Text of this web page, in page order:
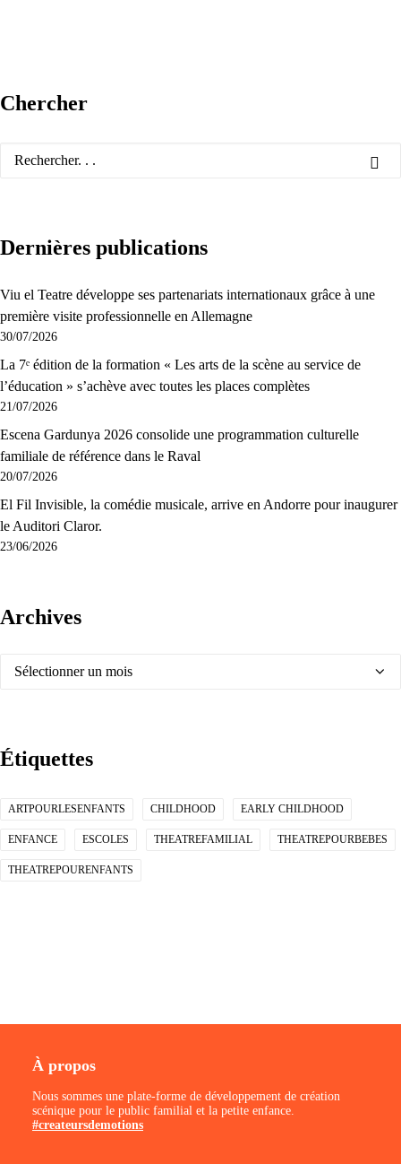
Chercher
Dernières publications
Viu el Teatre développe ses partenariats internationaux grâce à une
première visite professionnelle en Allemagne
30/07/2026
La 7ᵉ édition de la formation « Les arts de la scène au service de
l’éducation » s’achève avec toutes les places complètes
21/07/2026
Escena Gardunya 2026 consolide une programmation culturelle
familiale de référence dans le Raval
20/07/2026
El Fil Invisible, la comédie musicale, arrive en Andorre pour inaugurer
le Auditori Claror.
23/06/2026
Archives
Archives
Étiquettes
ARTPOURLESENFANTS CHILDHOOD EARLY CHILDHOOD
ENFANCE ESCOLES THEATREFAMILIAL THEATREPOURBEBES
THEATREPOURENFANTS
À propos
Nous sommes une plate-forme de développement de création
scénique pour le public familial et la petite enfance.
#createursdemotions